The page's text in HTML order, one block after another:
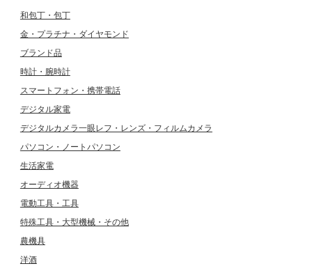
和包丁・包丁
金・プラチナ・ダイヤモンド
ブランド品
時計・腕時計
スマートフォン・携帯電話
デジタル家電
デジタルカメラ一眼レフ・レンズ・フィルムカメラ
パソコン・ノートパソコン
生活家電
オーディオ機器
電動工具・工具
特殊工具・大型機械・その他
農機具
洋酒